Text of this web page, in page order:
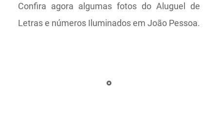
Confira agora algumas fotos do Aluguel de
Letras e números Iluminados em João Pessoa.